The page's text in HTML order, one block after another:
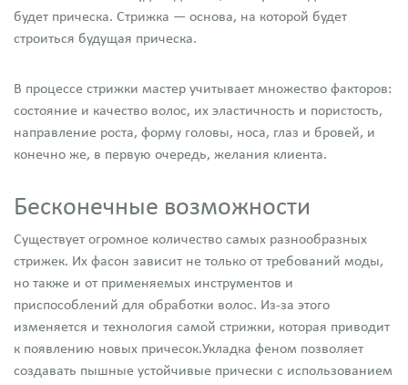
будет прическа. Стрижка — основа, на которой будет
строиться будущая прическа.
В процессе стрижки мастер учитывает множество факторов:
состояние и качество волос, их эластичность и пористость,
направление роста, форму головы, носа, глаз и бровей, и
конечно же, в первую очередь, желания клиента.
Бесконечные возможности
Существует огромное количество самых разнообразных
стрижек. Их фасон зависит не только от требований моды,
но также и от применяемых инструментов и
приспособлений для обработки волос. Из-за этого
изменяется и технология самой стрижки, которая приводит
к появлению новых причесок.Укладка феном позволяет
создавать пышные устойчивые прически с использованием